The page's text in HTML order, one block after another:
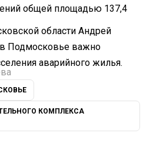
общей площадью 137,4
области Андрей
в Подмосковье важно
аварийного жилья.
КОМПЛЕКСА